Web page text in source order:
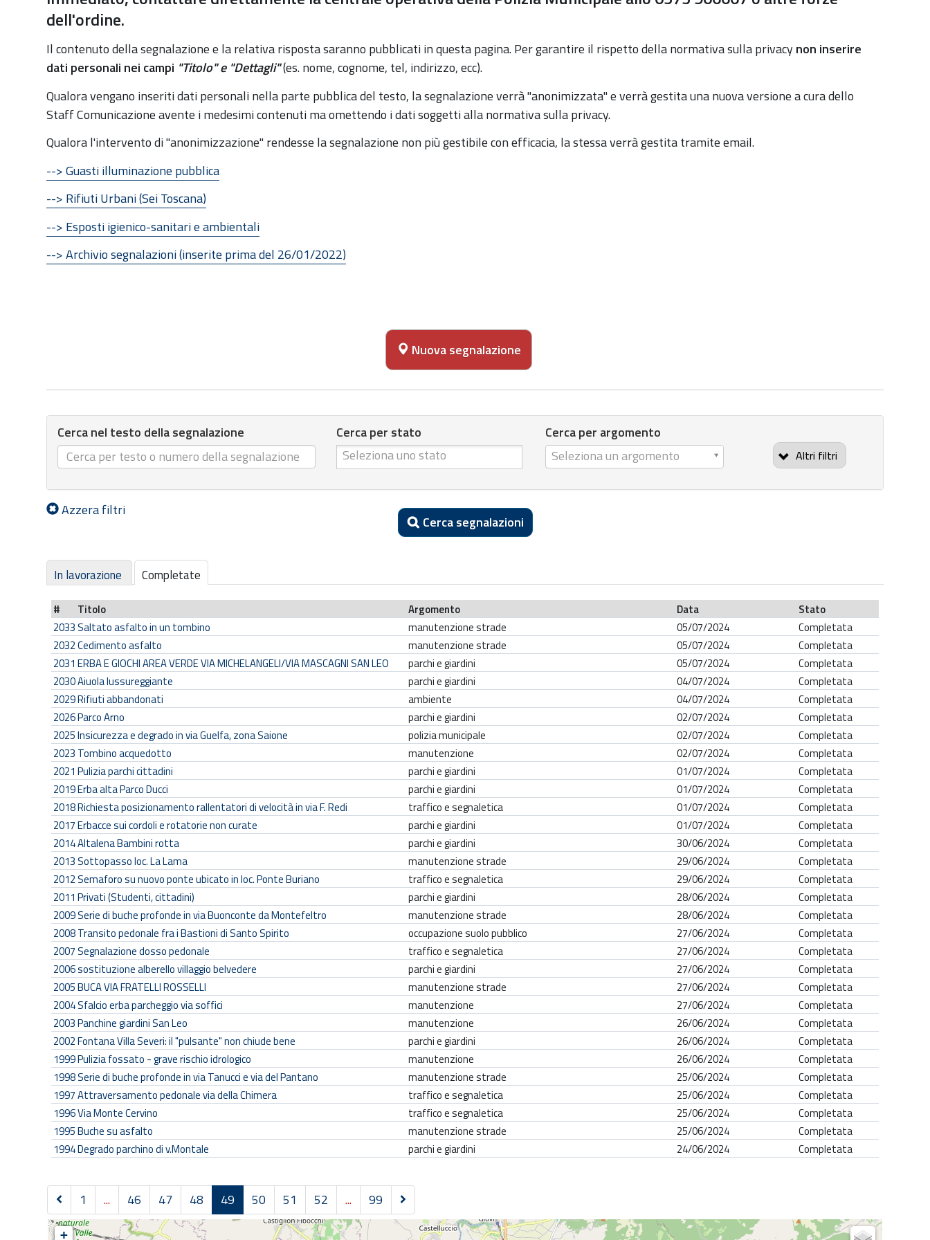
dell'ordine.
Il contenuto della segnalazione e la relativa risposta saranno pubblicati in questa pagina. Per garantire il rispetto della normativa sulla privacynon inserire
dati personali nei campi "Titolo" e "Dettagli"(es. nome, cognome, tel, indirizzo, ecc).
Qualora vengano inseriti dati personali nella parte pubblica del testo, la segnalazione verrà "anonimizzata" e verrà gestita una nuova versione a cura dello
Staff Comunicazione avente i medesimi contenuti ma omettendo i dati soggetti alla normativa sulla privacy.
Qualora l'intervento di "anonimizzazione" rendesse la segnalazione non più gestibile con efficacia, la stessa verrà gestita tramite email.
--> Guasti illuminazione pubblica
--> Rifiuti Urbani (Sei Toscana)
--> Esposti igienico-sanitari e ambientali
--> Archivio segnalazioni (inserite prima del 26/01/2022)
Nuova segnalazione
Cerca nel testo della segnalazione
Cerca per stato
Cerca per stato
Cerca per argomento
Seleziona un argomento
e
r
r
a
r
g
o
m
Altri filtri
Azzera filtri
Cerca segnalazioni
In lavorazione Completate
# Titolo Argomento Data
Stato
2033Saltato asfalto in un tombino manutenzione strade 05/07/2024
Completata
2032Cedimento asfalto manutenzione strade 05/07/2024
Completata
2031 ERBA E GIOCHI AREA VERDE VIA MICHELANGELI/VIA MASCAGNI SAN LEO parchi e giardini 05/07/2024
Completata
2030Aiuola lussureggiante parchi e giardini 04/07/2024
Completata
2029Rifiuti abbandonati ambiente 04/07/2024
Completata
2026Parco Arno parchi e giardini 02/07/2024
Completata
2025Insicurezza e degrado in via Guelfa, zona Saione polizia municipale 02/07/2024
Completata
2023 Tombino acquedotto manutenzione 02/07/2024
Completata
2021 Pulizia parchi cittadini parchi e giardini 01/07/2024
Completata
2019Erba alta Parco Ducci parchi e giardini 01/07/2024
Completata
2018Richiesta posizionamento rallentatori di velocità in via F. Redi traffico e segnaletica 01/07/2024
Completata
2017Erbacce sui cordoli e rotatorie non curate parchi e giardini 01/07/2024
Completata
2014Altalena Bambini rotta parchi e giardini 30/06/2024
Completata
2013Sottopasso loc. La Lama manutenzione strade 29/06/2024
Completata
2012Semaforo su nuovo ponte ubicato in loc. Ponte Buriano traffico e segnaletica 29/06/2024
Completata
2011 Privati (Studenti, cittadini) parchi e giardini 28/06/2024
Completata
2009Serie di buche profonde in via Buonconte da Montefeltro manutenzione strade 28/06/2024
Completata
2008Transito pedonale fra i Bastioni di Santo Spirito occupazione suolo pubblico 27/06/2024
Completata
2007Segnalazione dosso pedonale traffico e segnaletica 27/06/2024
Completata
2006sostituzione alberello villaggio belvedere parchi e giardini 27/06/2024
Completata
2005BUCA VIA FRATELLI ROSSELLI manutenzione strade 27/06/2024
Completata
2004Sfalcio erba parcheggio via soffici manutenzione 27/06/2024
Completata
2003Panchine giardini San Leo manutenzione 26/06/2024
Completata
2002Fontana Villa Severi: il "pulsante" non chiude bene parchi e giardini 26/06/2024
Completata
1999Pulizia fossato - grave rischio idrologico manutenzione 26/06/2024
Completata
1998Serie di buche profonde in via Tanucci e via del Pantano manutenzione strade 25/06/2024
Completata
1997Attraversamento pedonale via della Chimera traffico e segnaletica 25/06/2024
Completata
1996Via Monte Cervino traffico e segnaletica 25/06/2024
Completata
1995Buche su asfalto manutenzione strade 25/06/2024
Completata
1994Degrado parchino di v.Montale parchi e giardini 24/06/2024 Completata
P
1 ... 46 47 48 49 50 51 52 ... 99
S
u
+